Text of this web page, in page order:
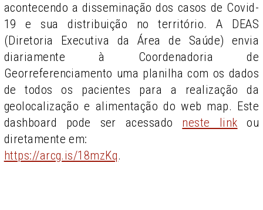
acontecendo a disseminação dos casos de Covid-
19 e sua distribuição no território. A DEAS
(Diretoria Executiva da Área de Saúde) envia
diariamente à Coordenadoria de
Georreferenciamento uma planilha com os dados
de todos os pacientes para a realização da
geolocalização e alimentação do web map. Este
dashboard pode ser acessado neste link ou
diretamente em:
https://arcg.is/18mzKq.